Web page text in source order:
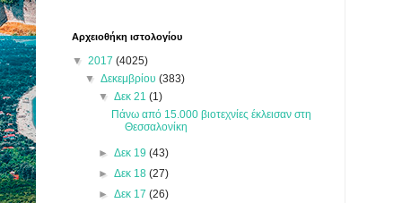
Αρχειοθήκη ιστολογίου
▼ 2017 (4025)
▼Δεκεμβρίου(383)
▼ Δεκ 21 (1)
Πάνω από 15.000 βιοτεχνίες έκλεισαν στη
Θεσσαλονίκη
► Δεκ 19 (43)
► Δεκ 18 (27)
► Δεκ 17 (26)